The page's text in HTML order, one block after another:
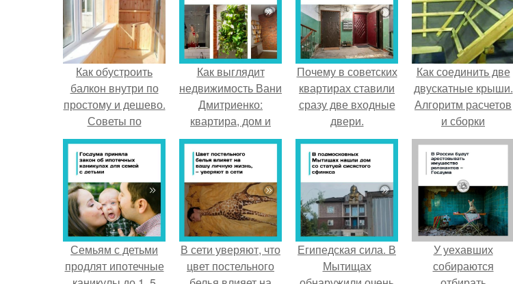
Как обустроить
балкон внутри по
простому и дешево.
Советы по
обустройству
балкона
Как выглядит
недвижимость Вани
Дмитриенко:
квартира, дом и
собственный гастро
- бар.
Почему в советских
квартирах ставили
сразу две входные
двери.
Как соединить две
двускатные крыши.
Алгоритм расчетов
и сборки
Семьям с детьми
продлят ипотечные
В сети уверяют, что
цвет постельного
Египедская сила. В
Мытищах
У уехавших
собираются